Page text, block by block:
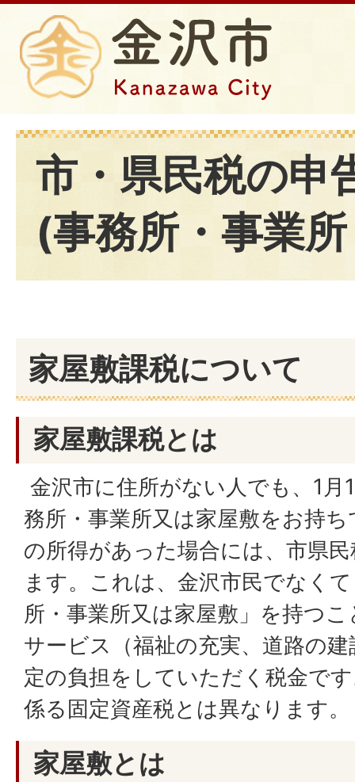
市・県民税の申
(事務所・事業
家屋敷課税について
家屋敷課税とは
金沢市に住所がない人でも、1月
務所・事業所又は家屋敷をお持
の所得があった場合には、市県
ます。これは、金沢市民でなく
所・事業所又は家屋敷」を持つ
サービス（福祉の充実、道路の
定の負担をしていただく税金で
係る固定資産税とは異なります。
家屋敷とは